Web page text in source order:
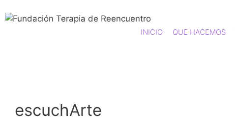
INICIO QUE HACEMOS
escuchArte